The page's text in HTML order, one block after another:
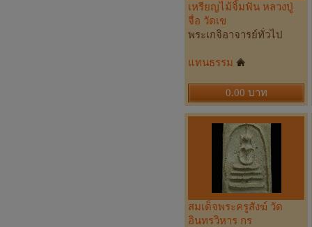
เหรียญไม้จิ้มฟัน หลวงปู่
จื่อ วัดเข
พระเกจิอาจารย์ทั่วไป
แทนธรรม
0.00 บาท
สมเด็จพระครูสังฆ์ วัด
อินทรวิหาร กร